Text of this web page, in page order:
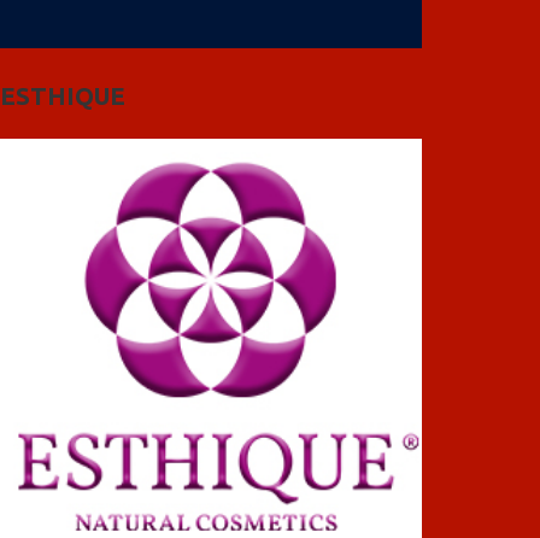
ESTHIQUE